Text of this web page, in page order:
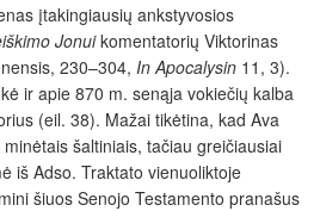
įtakingiausių ankstyvosios
Jonuikomentatorių Viktorinas
230–304, In Apocalysin 11, 3).
ir apie 870 m. senąja vokiečių kalba
(eil. 38). Mažai tikėtina, kad Ava
šaltiniais, tačiau greičiausiai
iš Adso. Traktato vienuoliktoje
šiuos Senojo Testamento pranašus